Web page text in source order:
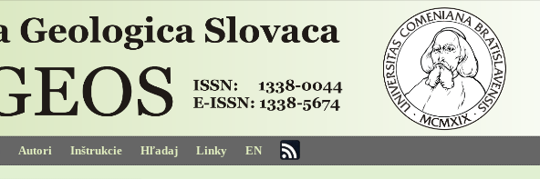
Autori Inštrukcie Hľadaj Linky EN